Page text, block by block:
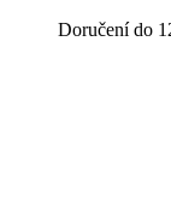
Doručení do